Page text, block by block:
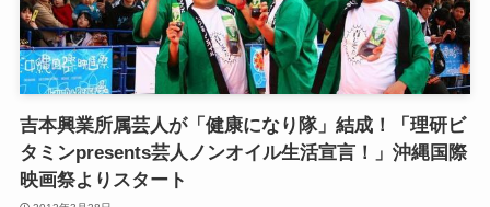
吉本興業所属芸人が「健康になり隊」結成！「理研ビ
タミンpresents芸人ノンオイル生活宣言！」沖縄国際
映画祭よりスタート